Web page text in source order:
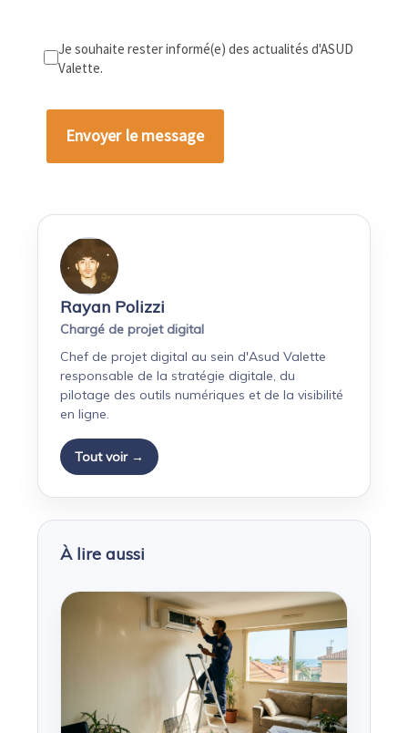
Je souhaite rester informé(e) des actualités d'ASUD
Valette.
Rayan Polizzi
Chargé de projet digital
Chef de projet digital au sein d'Asud Valette
responsable de la stratégie digitale, du
pilotage des outils numériques et de la visibilité
en ligne.
Tout voir →
À lire aussi